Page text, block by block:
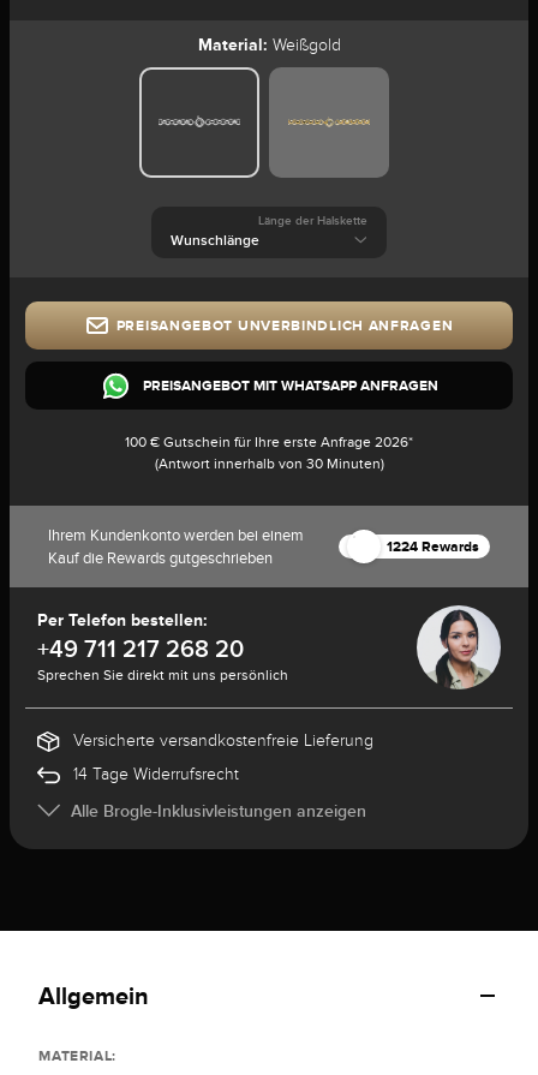
Material: Weißgold
Länge der Halskette
PREISANGEBOT UNVERBINDLICH ANFRAGEN
PREISANGEBOT MIT WHATSAPP ANFRAGEN
100 € Gutschein für Ihre erste Anfrage 2026*
(Antwort innerhalb von 30 Minuten)
Ihrem Kundenkonto werden bei einem
Kauf die Rewards gutgeschrieben
1224 Rewards
Per Telefon bestellen:
+49 711 217 268 20
Sprechen Sie direkt mit uns persönlich
Versicherte versandkostenfreie Lieferung
14 Tage Widerrufsrecht
Alle Brogle-Inklusivleistungen anzeigen
Allgemein
MATERIAL: